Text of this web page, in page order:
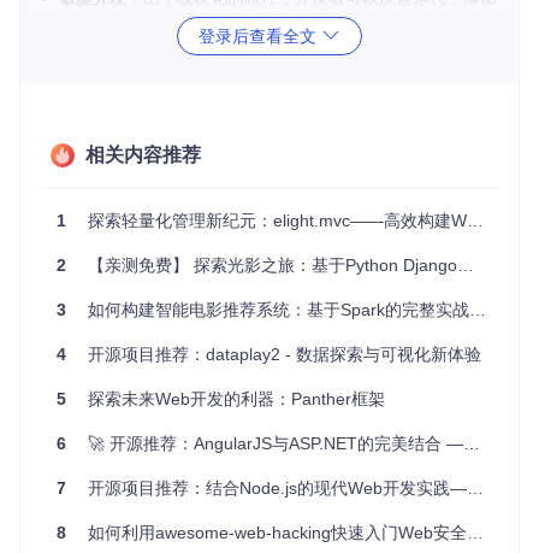
或更新数据服务和视图。
：开发可定制的数据可视化工具有利于数据洞察
4、项目特点
轻量级启动：通过Guice和Governator，Pytheas能简单快
模块化设计：每个模块专注于特定数据源，易于扩展和维
强大的集成：与多种前端框架兼容，提供丰富UI组件，提升
实时数据流：利用SSE，能实时向客户端推送数据，实现交
互式体验。
跨域支持 ：通过JSONP，使得API可以被不同域名的应用调
用，增加应用的灵活性。
要开始使用Pytheas，只需克隆项目、运行
./gradlew jetty
Run
，然后访问http://localhost:8989/pytheas-hellow
，即可看到简单的示例应用。从
pytheas-helloworld
子项目中，您可以获取更多关于如何构建自己的Pytheas应用
登录后查看全文
相关内容推荐
1 探索轻量化管理新纪元：elight.mvc——高效构建Web应用的得力助手
2 【亲测免费】 探索光影之旅：基于Python Django的电影推荐网站
3 如何构建智能电影推荐系统：基于Spark的完整实战指南 🎬
4 开源项目推荐：dataplay2 - 数据探索与可视化新体验
5 探索未来Web开发的利器：Panther框架
6 🚀 开源推荐：AngularJS与ASP.NET的完美结合 —— 构建高效SPA应用的最佳实践
7 开源项目推荐：结合Node.js的现代Web开发实践——Ember.js与MongoDB的梦幻组合
8 如何利用awesome-web-hacking快速入门Web安全：新手完整指南